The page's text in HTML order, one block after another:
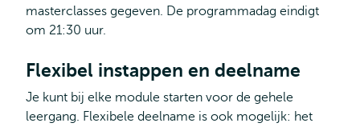
masterclasses gegeven. De programmadag eindigt
om 21:30 uur.
Flexibel instappen en deelname
Je kunt bij elke module starten voor de gehele
leergang. Flexibele deelname is ook mogelijk: het